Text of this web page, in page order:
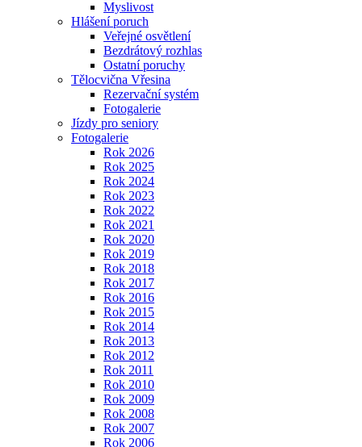
Myslivost
Hlášení poruch
Veřejné osvětlení
Bezdrátový rozhlas
Ostatní poruchy
Tělocvična Vřesina
Rezervační systém
Fotogalerie
Jízdy pro seniory
Fotogalerie
Rok 2026
Rok 2025
Rok 2024
Rok 2023
Rok 2022
Rok 2021
Rok 2020
Rok 2019
Rok 2018
Rok 2017
Rok 2016
Rok 2015
Rok 2014
Rok 2013
Rok 2012
Rok 2011
Rok 2010
Rok 2009
Rok 2008
Rok 2007
Rok 2006